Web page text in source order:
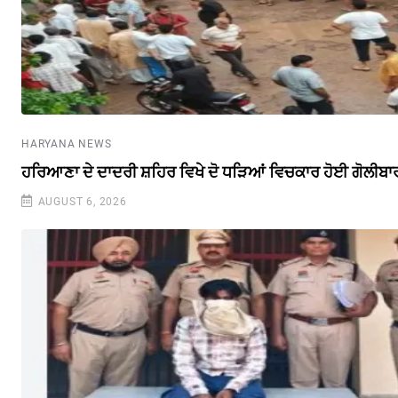
HARYANA NEWS
ਹਰਿਆਣਾ ਦੇ ਦਾਦਰੀ ਸ਼ਹਿਰ ਵਿਖੇ ਦੋ ਧੜਿਆਂ ਵਿਚਕਾਰ ਹੋਈ
AUGUST 6, 2026